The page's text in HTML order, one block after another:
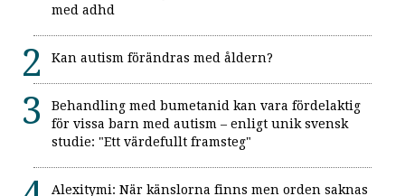
med adhd
Kan autism förändras med åldern?
Behandling med bumetanid kan vara fördelaktig
för vissa barn med autism – enligt unik svensk
studie: "Ett värdefullt framsteg"
Alexitymi: När känslorna finns men orden saknas